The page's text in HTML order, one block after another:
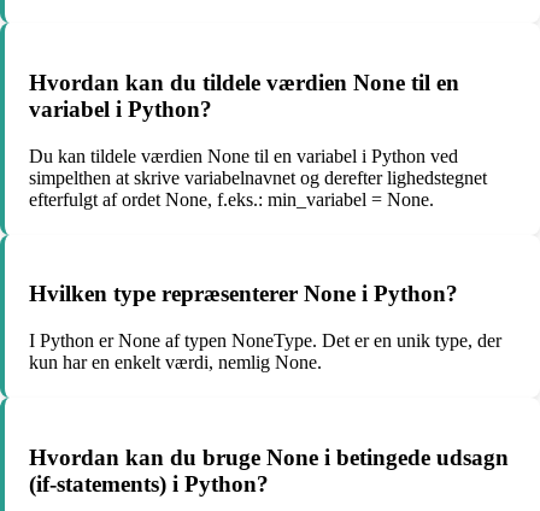
Hvordan kan du tildele værdien None til en
variabel i Python?
Du kan tildele værdien None til en variabel i Python ved
simpelthen at skrive variabelnavnet og derefter lighedstegnet
efterfulgt af ordet None, f.eks.: min_variabel = None.
Hvilken type repræsenterer None i Python?
I Python er None af typen NoneType. Det er en unik type, der
kun har en enkelt værdi, nemlig None.
Hvordan kan du bruge None i betingede udsagn
(if-statements) i Python?